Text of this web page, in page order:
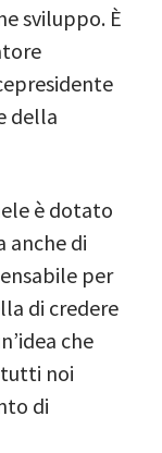
sviluppo. È
della
è dotato
anche di
per
di credere
che
tutti noi
di